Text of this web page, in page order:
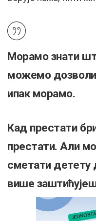
Морамо знати
можемо
ипак морамо.
Кад престати
престати. Али
сметати детету
више